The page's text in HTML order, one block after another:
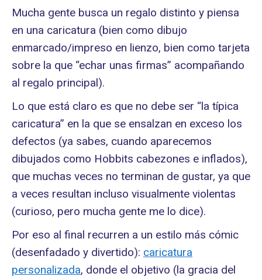
Mucha gente busca un regalo distinto y piensa
en una caricatura (bien como dibujo
enmarcado/impreso en lienzo, bien como tarjeta
sobre la que “echar unas firmas” acompañando
al regalo principal).
Lo que está claro es que no debe ser “la típica
caricatura” en la que se ensalzan en exceso los
defectos (ya sabes, cuando aparecemos
dibujados como Hobbits cabezones e inflados),
que muchas veces no terminan de gustar, ya que
a veces resultan incluso visualmente violentas
(curioso, pero mucha gente me lo dice).
Por eso al final recurren a un estilo más cómic
(desenfadado y divertido): caricatura
personalizada, donde el objetivo (la gracia del